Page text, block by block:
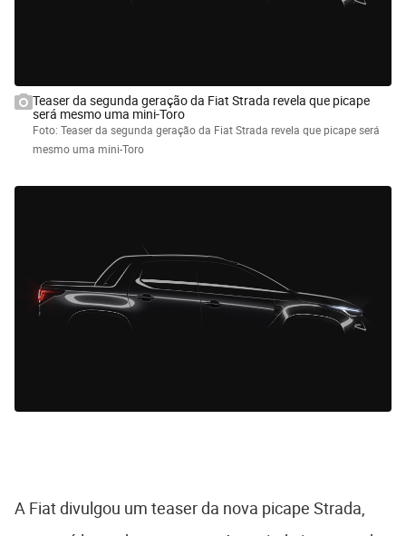
Teaser da segunda geração da Fiat Strada revela que picape
será mesmo uma mini-Toro
Foto: Teaser da segunda geração da Fiat Strada revela que picape será
mesmo uma mini-Toro
A Fiat divulgou um teaser da nova picape Strada,